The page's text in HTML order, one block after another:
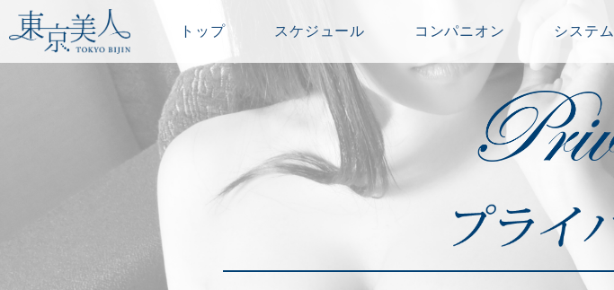
トップ スケジュール コンパニオン システム